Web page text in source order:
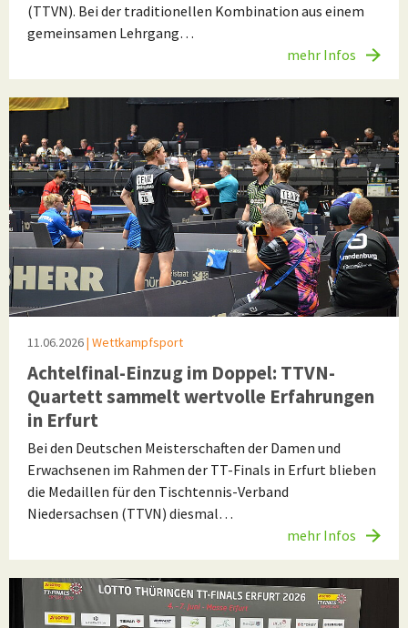
(TTVN). Bei der traditionellen Kombination aus einem
gemeinsamen Lehrgang…
mehr Infos
11.06.2026| Wettkampfsport
Achtelfinal-Einzug im Doppel: TTVN-
Quartett sammelt wertvolle Erfahrungen
in Erfurt
Bei den Deutschen Meisterschaften der Damen und
Erwachsenen im Rahmen der TT-Finals in Erfurt blieben
die Medaillen für den Tischtennis-Verband
Niedersachsen (TTVN) diesmal…
mehr Infos